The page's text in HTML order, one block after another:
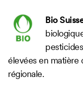
Bio
élevées en matière
régionale.